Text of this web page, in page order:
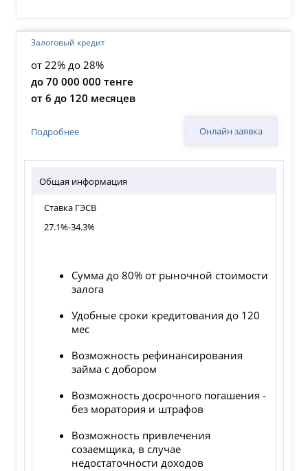
Залоговый кредит
от 22% до 28%
до 70 000 000 тенге
от 6 до 120 месяцев
Подробнее Онлайн заявка
Общая информация
Ставка ГЭСВ
27.1%-34.3%
Сумма до 80% от рыночной стоимости
залога
Удобные сроки кредитования до 120
мес
Возможность рефинансирования
займа с добором
Возможность досрочного погашения -
без моратория и штрафов
Возможность привлечения
созаемщика, в случае
недостаточности доходов